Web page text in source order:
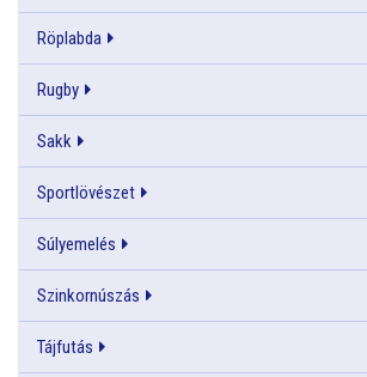
Röplabda
Rugby
Sakk
Sportlövészet
Súlyemelés
Szinkornúszás
Tájfutás